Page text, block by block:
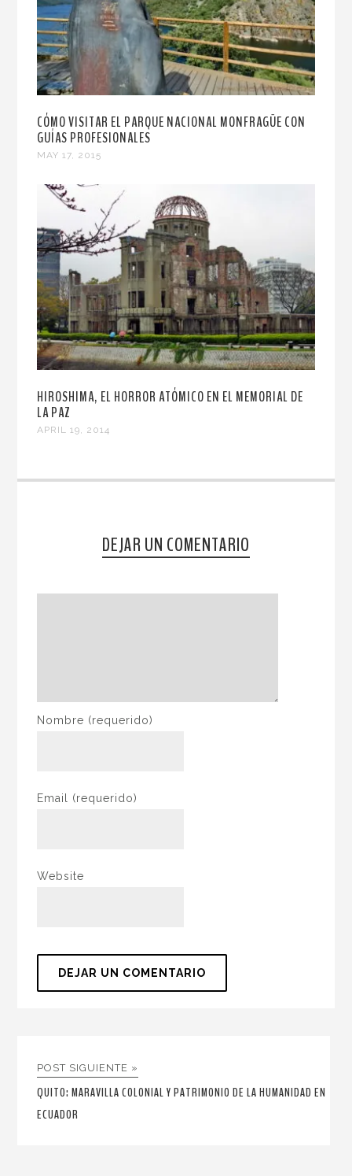
CÓMO VISITAR EL PARQUE NACIONAL MONFRAGÜE CON
GUÍAS PROFESIONALES
MAY 17, 2015
HIROSHIMA, EL HORROR ATÓMICO EN EL MEMORIAL DE
LA PAZ
APRIL 19, 2014
DEJAR UN COMENTARIO
Nombre (requerido)
Email (requerido)
Website
POST SIGUIENTE »
QUITO: MARAVILLA COLONIAL Y PATRIMONIO DE LA HUMANIDAD EN
ECUADOR